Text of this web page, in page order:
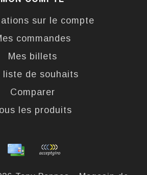
sur le compte
commandes
Mes billets
liste de souhaits
Comparer
les produits